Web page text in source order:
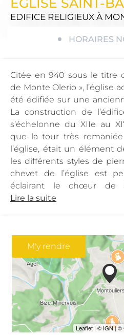
EDIFICE RELIGIEUX À
HORAIRES
Citée en 940 sous le titre
de Monte Olerio », l’église
été édifiée sur une
La construction de
s’échelonne du XIIe au
que la tour très
l’église, était un élément
les différents styles de
chevet de l’église est
éclairant le chœur de
Lire la suite
M'y rendre